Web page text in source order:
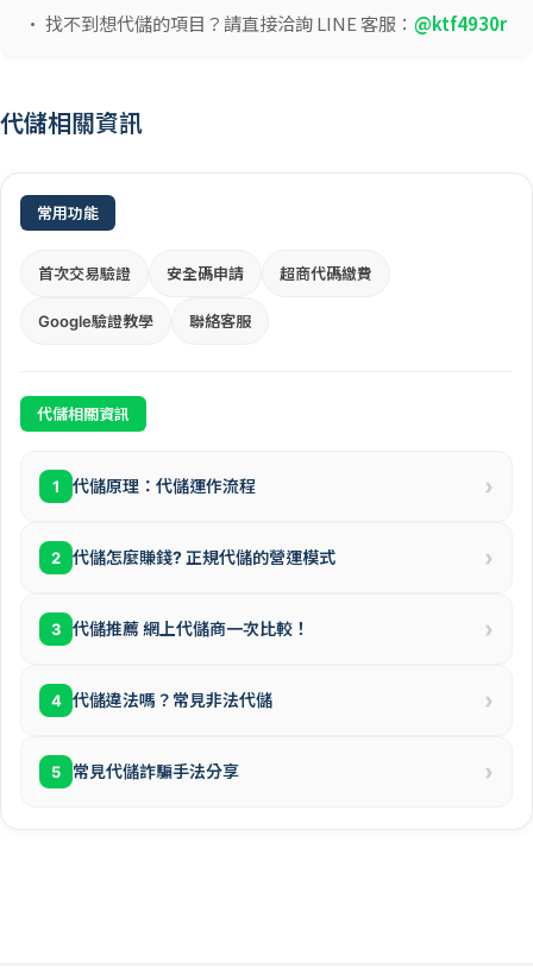
• 找不到想代儲的項目？請直接洽詢 LINE 客服： @ktf4930r
代儲相關資訊
常用功能
首次交易驗證 安全碼申請 超商代碼繳費
Google驗證教學 聯絡客服
代儲相關資訊
1 代儲原理：代儲運作流程 ›
2 代儲怎麼賺錢? 正規代儲的營運模式 ›
3 代儲推薦 網上代儲商一次比較！ ›
4 代儲違法嗎？常見非法代儲 ›
5 常見代儲詐騙手法分享 ›